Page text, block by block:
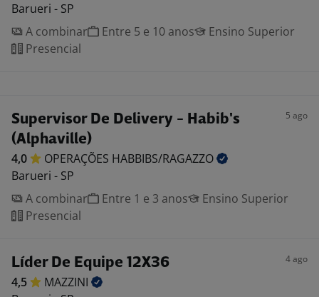
Barueri - SP
A combinar
Entre 5 e 10 anos
Ensino Superior
Presencial
Supervisor De Delivery - Habib's
(Alphaville)
5 ago
4,0 OPERAÇÕES HABBIBS/RAGAZZO
Barueri - SP
A combinar
Entre 1 e 3 anos
Ensino Superior
Presencial
Líder De Equipe 12X36 4 ago
4,5
MAZZINI